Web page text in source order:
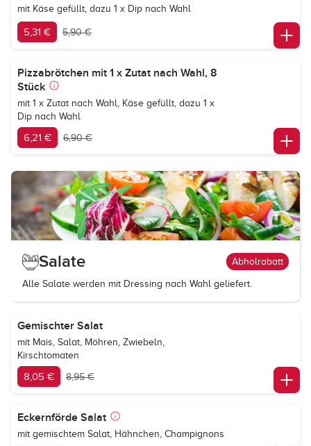
mit Käse gefüllt, dazu 1 x Dip nach Wahl
5,31 € 5,90 €
Pizzabrötchen mit 1 x Zutat nach Wahl, 8
Stück
mit 1 x Zutat nach Wahl, Käse gefüllt, dazu 1 x
Dip nach Wahl
6,21 € 6,90 €
Salate Abholrabatt
Alle Salate werden mit Dressing nach Wahl geliefert.
Gemischter Salat
mit Mais, Salat, Möhren, Zwiebeln,
Kirschtomaten
8,05 € 8,95 €
Eckernförde Salat
mit gemischtem Salat, Hähnchen, Champignons